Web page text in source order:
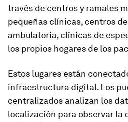
través de centros y ramales
pequeñas clínicas, centros
ambulatoria, clínicas de
los propios hogares de los
Estos lugares están
infraestructura digital. Los
centralizados analizan los
localización para observar la